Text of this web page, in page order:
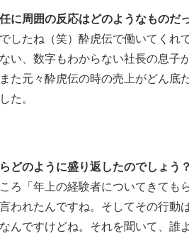
に周囲の反応はどのようなものだ
したね（笑）酔虎伝で働いてくれ
い、数字もわからない社長の息子
た元々酔虎伝の時の売上がどん底
た。
どのように盛り返したのでしょう？
ろ「年上の経験者についてきても
われたんですね。そしてその行動
んですけどね。それを聞いて、誰